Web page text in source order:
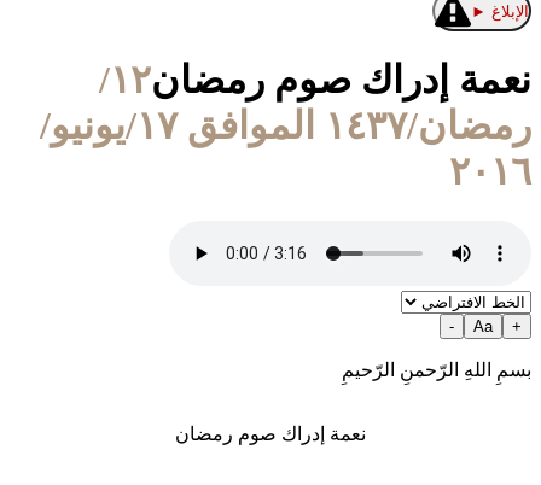
الإبلاغ ►
نعمة إدراك صوم رمضان
١٢/
رمضان/١٤٣٧ الموافق ١٧/يونيو/
٢٠١٦
+
Aa
-
بسمِ اللهِ الرّحمنِ الرّحيمِ
نعمة إدراك صوم رمضان